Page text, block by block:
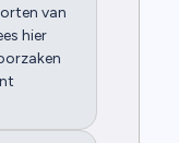
van
hier